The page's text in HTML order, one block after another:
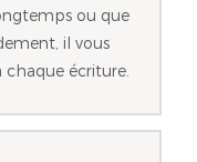
ou que
il vous
écriture.